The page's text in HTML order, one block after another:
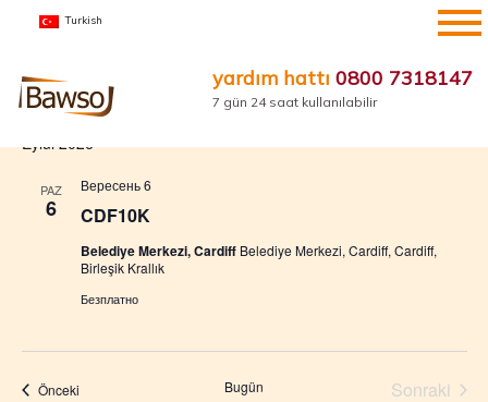
İçeriğe
Turkish
yardım hattı 0800 7318147
7 gün 24 saat kullanılabilir
Etkinlikler
ve
Ara
Yakında
seç.
Eylül 2026
PAZ
6 CDF10K
Вересень 6
Belediye Merkezi, Cardiff Belediye Merkezi, Cardiff, Cardiff,
Birleşik Krallık
Безплатно
ÖncekiEtkinlikler Bugün
Sonraki